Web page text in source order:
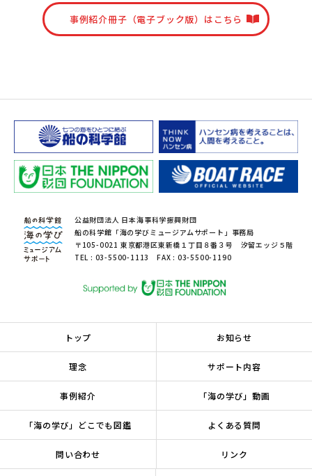
事例紹介冊子（電子ブック版）はこちら
公益財団法人 日本海事科学振興財団
船の科学館「海の学びミュージアムサポート」事務局
〒105-0021 東京都港区東新橋１丁目８番３号 汐留エッジ５階
TEL : 03-5500-1113 FAX : 03-5500-1190
トップ お知らせ
理念 サポート内容
事例紹介 「海の学び」動画
「海の学び」どこでも図鑑 よくある質問
問い合わせ リンク